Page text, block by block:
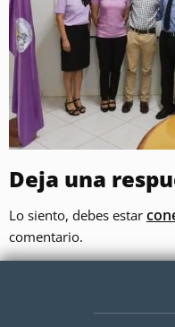
Deja una
Lo siento, debes estar
comentario.